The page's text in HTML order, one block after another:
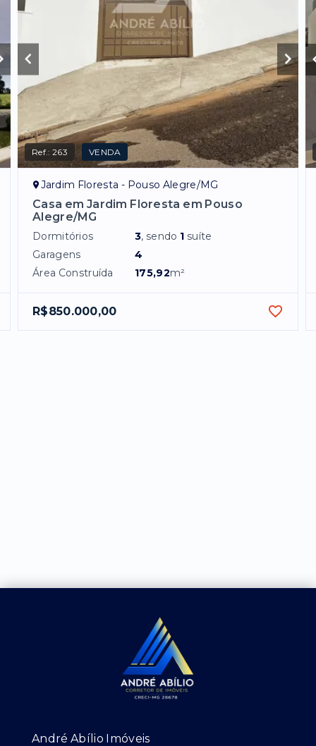
Ref.:263 VENDA
Jardim Floresta - Pouso Alegre/MG
Casa em Jardim Floresta em Pouso
Alegre/MG
Dormitórios 3, sendo 1 suíte
Garagens
4
Área Construída
175,92m²
R$850.000,00
André Abílio Imóveis